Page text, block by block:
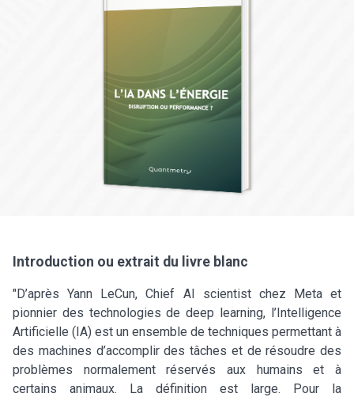
Introduction ou extrait du livre blanc
"D’après Yann LeCun, Chief AI scientist chez Meta et
pionnier des technologies de deep learning, l’Intelligence
Artificielle (IA) est un ensemble de techniques permettant à
des machines d’accomplir des tâches et de résoudre des
problèmes normalement réservés aux humains et à
certains animaux. La définition est large. Pour la